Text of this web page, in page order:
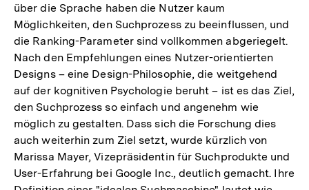
über die Sprache haben die Nutzer kaum
Möglichkeiten, den Suchprozess zu beeinflussen, und
die Ranking-Parameter sind vollkommen abgeriegelt.
Nach den Empfehlungen eines Nutzer-orientierten
Designs – eine Design-Philosophie, die weitgehend
auf der kognitiven Psychologie beruht – ist es das Ziel,
den Suchprozess so einfach und angenehm wie
möglich zu gestalten. Dass sich die Forschung dies
auch weiterhin zum Ziel setzt, wurde kürzlich von
Marissa Mayer, Vizepräsidentin für Suchprodukte und
User-Erfahrung bei Google Inc., deutlich gemacht. Ihre